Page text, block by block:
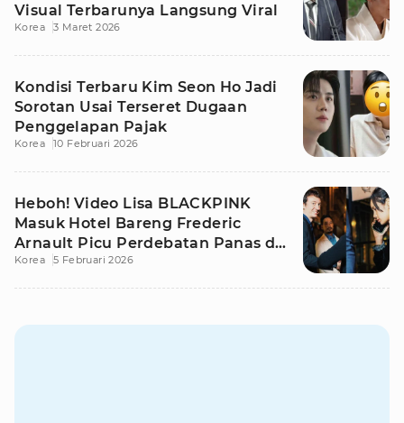
Visual Terbarunya Langsung Viral
Korea 3 Maret 2026
Kondisi Terbaru Kim Seon Ho Jadi
Sorotan Usai Terseret Dugaan
Penggelapan Pajak
Korea 10 Februari 2026
Heboh! Video Lisa BLACKPINK
Masuk Hotel Bareng Frederic
Arnault Picu Perdebatan Panas di
Medsos
Korea 5 Februari 2026